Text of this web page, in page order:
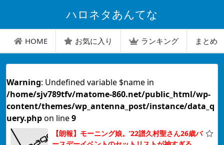
ハロネタあんてな
HOME お気に入り ランキング まとめ
Warning: Undefined variable $name in
/home/sjv789tfv/matome-860.net/public_html/wp-
content/themes/wp_antenna_post/instance/data_q
uery.phpon line9
【朗報】モーニング娘。’22譜久村聖さん26歳バ